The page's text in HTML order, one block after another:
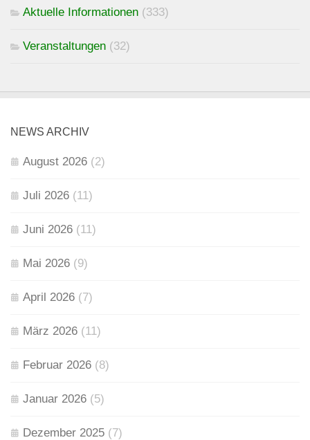
Aktuelle Informationen (333)
Veranstaltungen (32)
NEWS ARCHIV
August 2026 (2)
Juli 2026 (11)
Juni 2026 (11)
Mai 2026 (9)
April 2026 (7)
März 2026 (11)
Februar 2026 (8)
Januar 2026 (5)
Dezember 2025 (7)